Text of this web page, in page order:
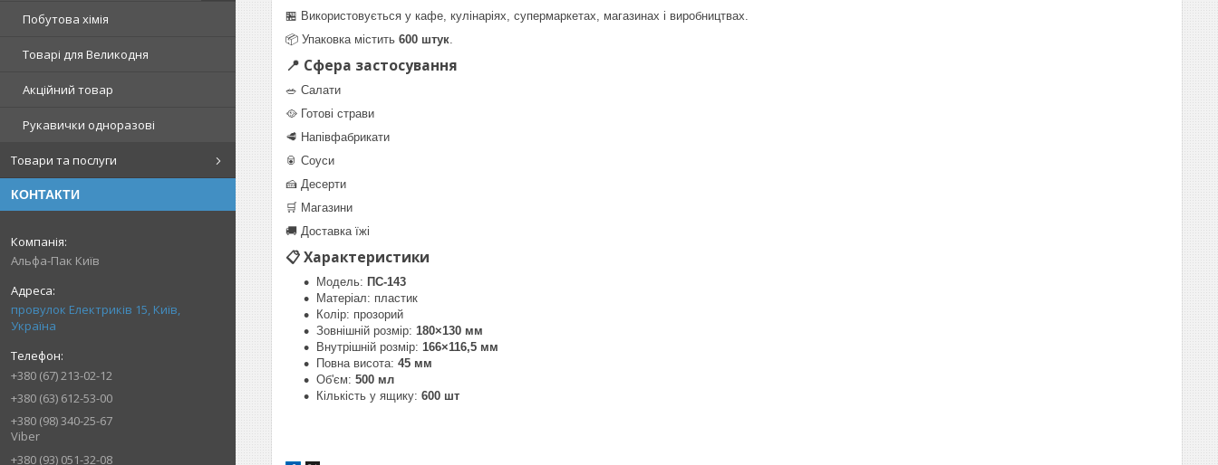
Побутова хімія
Товарі для Великодня
Акційний товар
Рукавички одноразові
Товари та послуги
КОНТАКТИ
Альфа-Пак Київ
провулок Електриків 15, Київ,
Україна
+380 (67) 213-02-12
+380 (63) 612-53-00
+380 (98) 340-25-67
Viber
+380 (93) 051-32-08
🏪 Використовується у кафе, кулінаріях, супермаркетах, магазинах і виробництвах.
📦 Упаковка містить 600 штук
📍 Сфера застосування
🥗 Салати
🥘 Готові страви
🥩 Напівфабрикати
🥫 Соуси
🍰 Десерти
🛒 Магазини
🚚 Доставка їжі
📋 Характеристики
Модель: ПС-143
Матеріал: пластик
Колір: прозорий
Зовнішній розмір: 180×130 мм
Внутрішній розмір: 166×116,5 мм
Повна висота: 45 мм
Об'єм: 500 мл
Кількість у ящику: 600 шт